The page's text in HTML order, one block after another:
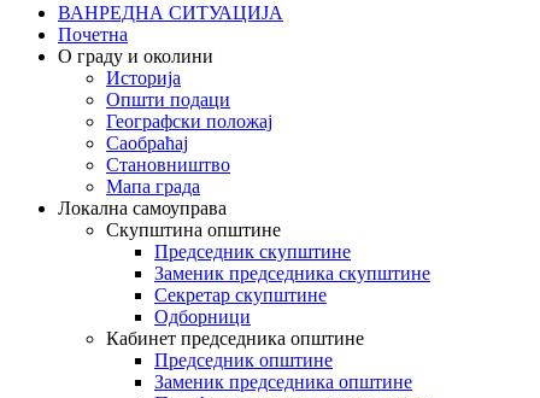
ВАНРЕДНА СИТУАЦИЈА
Почетна
О граду и околини
Историја
Општи подаци
Географски положај
Саобраћај
Становништво
Мапа града
Локална самоуправа
Скупштина општине
Председник скупштине
Заменик председника скупштине
Секретар скупштине
Одборници
Кабинет председника општине
Председник општине
Заменик председника општине